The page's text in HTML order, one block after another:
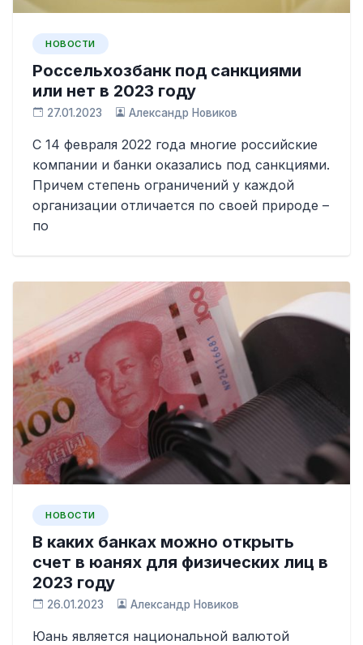
НОВОСТИ
Россельхозбанк под санкциями
или нет в 2023 году
27.01.2023 Александр Новиков
С 14 февраля 2022 года многие российские
компании и банки оказались под санкциями.
Причем степень ограничений у каждой
организации отличается по своей природе –
по
НОВОСТИ
В каких банках можно открыть
счет в юанях для физических лиц в
2023 году
26.01.2023 Александр Новиков
Юань является национальной валютой